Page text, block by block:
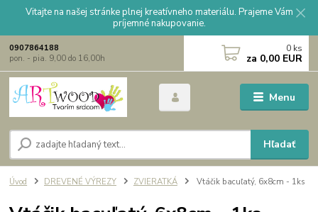
Vitajte na našej stránke plnej kreatívneho materiálu. Prajeme Vám
príjemné nakupovanie.
Menu
Hľadať
0907864188
pon. - pia. 9,00 do 16,00h
0 ks
za 0,00 EUR
Úvod DREVENÉ VÝREZY ZVIERATKÁ Vtáčik bacuľatý, 6x8cm - 1ks